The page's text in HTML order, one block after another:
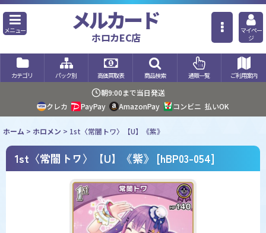
メニュー メルカード
ホロカEC店
マイペー
ジ
カテゴリ パック別 高価買取表 商品検索 通販一覧 ご利用案内
朝9:00まで当日発送
クレカ
PayPay AmazonPay コンビニ 払いOK
ホーム > ホロメン > 1st〈常闇トワ〉【U】《紫》
1st〈常闇トワ〉【U】《紫》 [hBP03-054]